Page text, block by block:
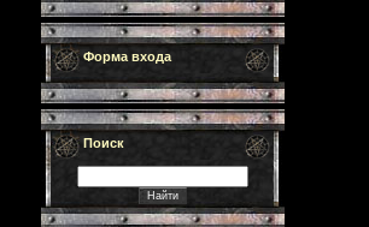
Форма входа
Поиск